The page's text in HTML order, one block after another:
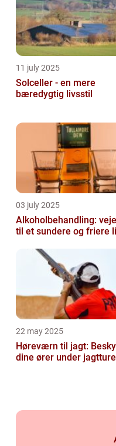
11 july 2025
Solceller - en mere
bæredygtig livsstil
03 july 2025
Alkoholbehandling:
til et sundere og friere
22 may 2025
Høreværn til jagt:
dine ører under